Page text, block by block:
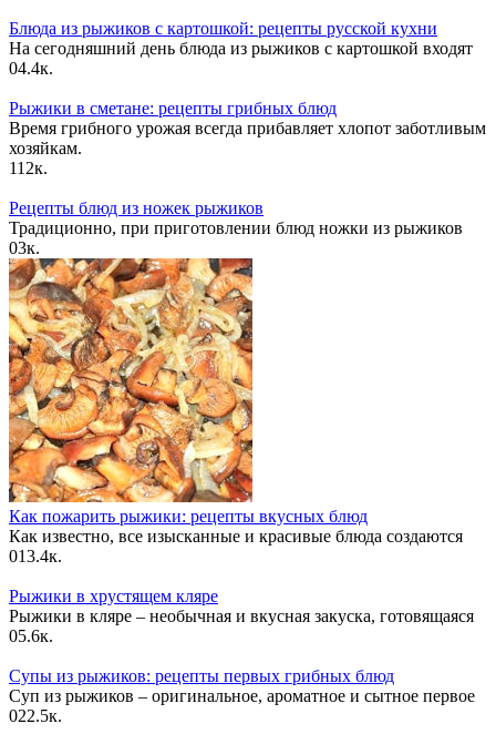
Блюда из рыжиков с картошкой: рецепты русской кухни
На сегодняшний день блюда из рыжиков с картошкой входят
04.4к.
Рыжики в сметане: рецепты грибных блюд
Время грибного урожая всегда прибавляет хлопот заботливым
хозяйкам.
112к.
Рецепты блюд из ножек рыжиков
Традиционно, при приготовлении блюд ножки из рыжиков
03к.
Как пожарить рыжики: рецепты вкусных блюд
Как известно, все изысканные и красивые блюда создаются
013.4к.
Рыжики в хрустящем кляре
Рыжики в кляре – необычная и вкусная закуска, готовящаяся
05.6к.
Супы из рыжиков: рецепты первых грибных блюд
Суп из рыжиков – оригинальное, ароматное и сытное первое
022.5к.